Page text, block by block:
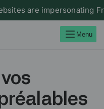
impersonating France
Menu